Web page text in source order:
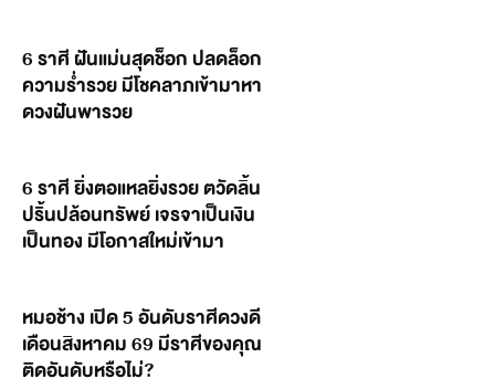
6 ราศี ฝันแม่นสุดช็อก ปลดล็อก
ความร่ำรวย มีโชคลาภเข้ามาหา
ดวงฝันพารวย
6 ราศี ยิ่งตอแหลยิ่งรวย ตวัดลิ้น
ปริ้นปล้อนทรัพย์ เจรจาเป็นเงิน
เป็นทอง มีโอกาสใหม่เข้ามา
หมอช้าง เปิด 5 อันดับราศีดวงดี
เดือนสิงหาคม 69 มีราศีของคุณ
ติดอันดับหรือไม่?